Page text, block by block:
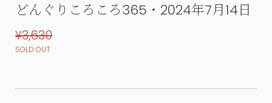
どんぐりころころ365・2024年7月14日
¥3,630
SOLD OUT